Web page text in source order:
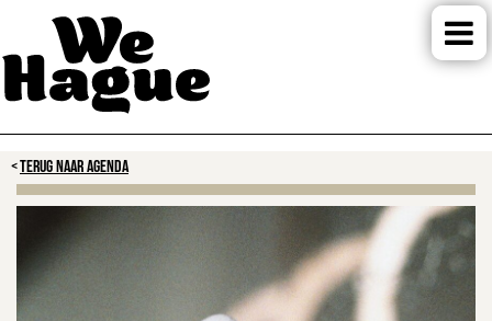
TERUG NAAR AGENDA